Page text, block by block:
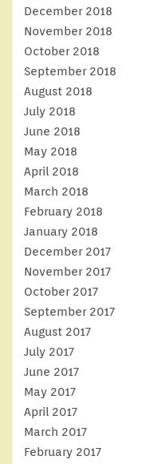
December 2018
November 2018
October 2018
September 2018
August 2018
July 2018
June 2018
May 2018
April 2018
March 2018
February 2018
January 2018
December 2017
November 2017
October 2017
September 2017
August 2017
July 2017
June 2017
May 2017
April 2017
March 2017
February 2017